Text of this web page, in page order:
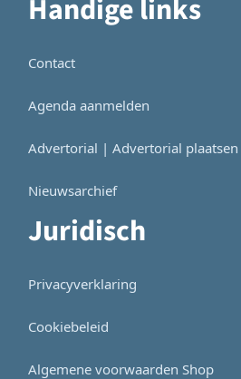
Handige links
Contact
Agenda aanmelden
Advertorial | Advertorial plaatsen
Nieuwsarchief
Juridisch
Privacyverklaring
Cookiebeleid
Algemene voorwaarden Shop